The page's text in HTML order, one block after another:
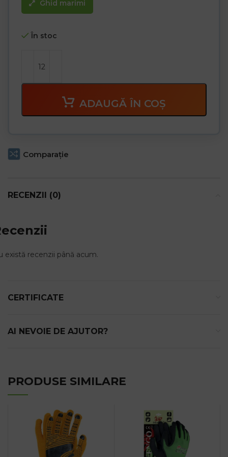
Ghid marimi
În stoc
ADAUGĂ ÎN COȘ
Comparaţie
RECENZII (0)
există recenzii până acum.
CERTIFICATE
AI NEVOIE DE AJUTOR?
PRODUSE SIMILARE